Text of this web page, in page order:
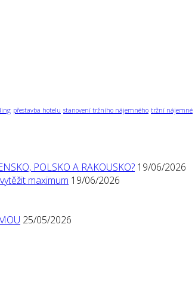
přestavba hotelu stanovení tržního nájemného tržní nájemné
POLSKO A RAKOUSKO? 19/06/2026
maximum 19/06/2026
25/05/2026